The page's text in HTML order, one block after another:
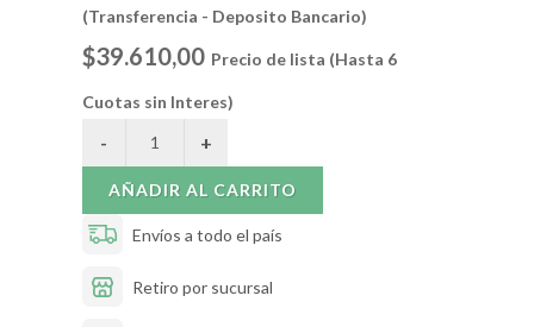
(Transferencia - Deposito Bancario)
$39.610,00 Precio de lista (Hasta 6
Cuotas sin Interes)
AÑADIR AL CARRITO
Envíos a todo el país
Retiro por sucursal